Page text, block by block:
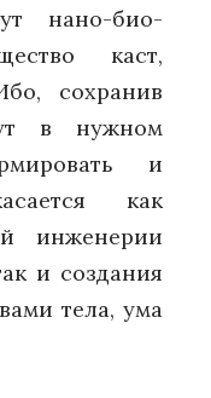
нано-био-
каст,
сохранив
в нужном
и
как
инженерии
и создания
тела, ума